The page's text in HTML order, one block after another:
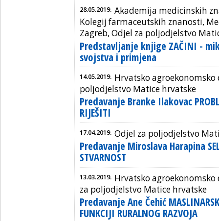
28.05.2019. Akademija medicinskih
Kolegij farmaceutskih znanosti,
Zagreb, Odjel za poljodjelstvo
Predstavljanje knjige ZAČINI -
svojstva i primjena
14.05.2019. Hrvatsko agroekonomsko
poljodjelstvo Matice hrvatske
Predavanje Branke Ilakovac
RIJEŠITI
17.04.2019. Odjel za poljodjelstvo
Predavanje Miroslava Harapina
STVARNOST
13.03.2019. Hrvatsko agroekonomsko
za poljodjelstvo Matice hrvatske
Predavanje Ane Čehić
FUNKCIJI RURALNOG RAZVOJA